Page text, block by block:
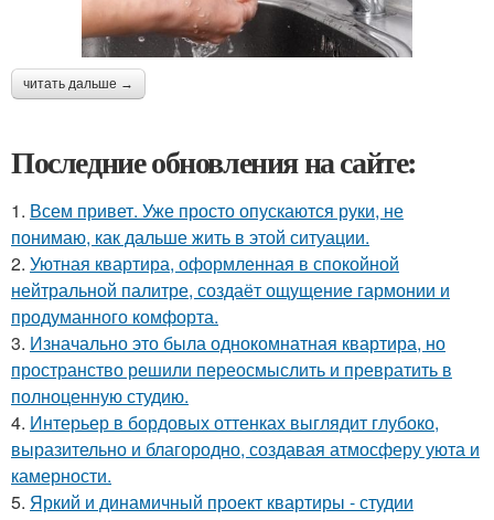
читать дальше →
Последние обновления на сайте:
1. Всем привет. Уже просто опускаются руки, не
понимаю, как дальше жить в этой ситуации.
2. Уютная квартира, оформленная в спокойной
нейтральной палитре, создаёт ощущение гармонии и
продуманного комфорта.
3. Изначально это была однокомнатная квартира, но
пространство решили переосмыслить и превратить в
полноценную студию.
4. Интерьер в бордовых оттенках выглядит глубоко,
выразительно и благородно, создавая атмосферу уюта и
камерности.
5. Яркий и динамичный проект квартиры - студии